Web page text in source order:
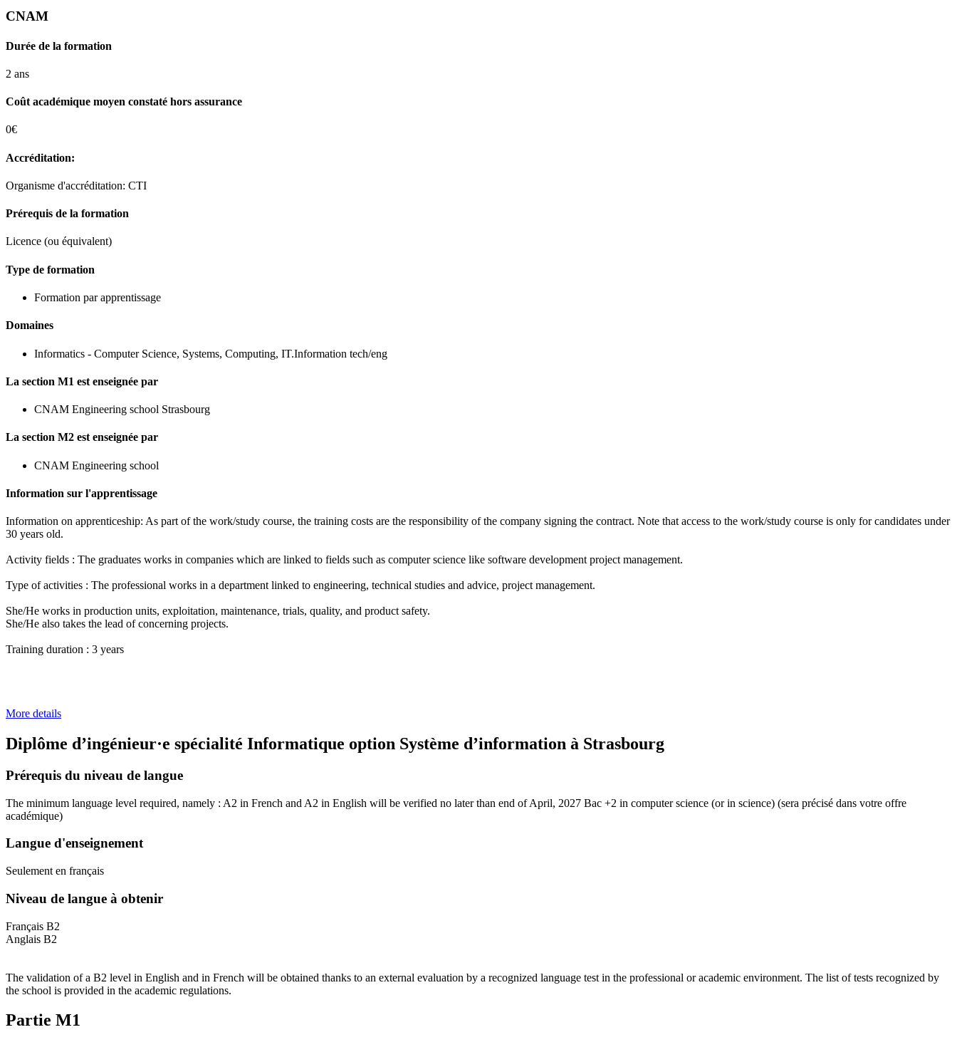
CNAM
Durée de la formation
2 ans
Coût académique moyen constaté hors assurance
0€
Accréditation:
Organisme d'accréditation: CTI
Prérequis de la formation
Licence (ou équivalent)
Type de formation
Formation par apprentissage
Domaines
Informatics - Computer Science, Systems, Computing, IT.Information tech/eng
La section M1 est enseignée par
CNAM Engineering school Strasbourg
La section M2 est enseignée par
CNAM Engineering school
Information sur l'apprentissage
Information on apprenticeship: As part of the work/study course, the training costs are the responsibility of the company signing the contract. Note that access to the work/study course is only for candidates under
30 years old.
Activity fields : The graduates works in companies which are linked to fields such as computer science like software development project management.
Type of activities : The professional works in a department linked to engineering, technical studies and advice, project management.
She/He works in production units, exploitation, maintenance, trials, quality, and product safety.
She/He also takes the lead of concerning projects.
Training duration : 3 years
More details
Diplôme d’ingénieur·e spécialité Informatique option Système d’information à Strasbourg
Prérequis du niveau de langue
The minimum language level required, namely : A2 in French and A2 in English will be verified no later than end of April, 2027 Bac +2 in computer science (or in science) (sera précisé dans votre offre
académique)
Langue d'enseignement
Seulement en français
Niveau de langue à obtenir
Français B2
Anglais B2
The validation of a B2 level in English and in French will be obtained thanks to an external evaluation by a recognized language test in the professional or academic environment. The list of tests recognized by
the school is provided in the academic regulations.
Partie M1